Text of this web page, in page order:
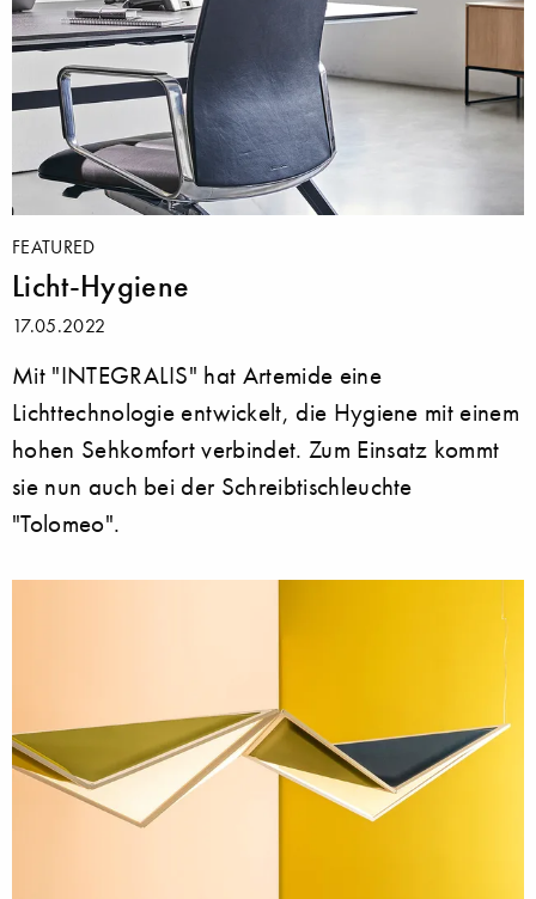
FEATURED
Licht-Hygiene
17.05.2022
Mit "INTEGRALIS" hat Artemide eine
Lichttechnologie entwickelt, die Hygiene mit einem
hohen Sehkomfort verbindet. Zum Einsatz kommt
sie nun auch bei der Schreibtischleuchte
"Tolomeo".